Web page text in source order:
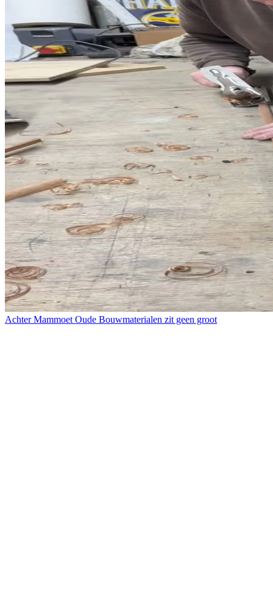
Achter Mammoet Oude Bouwmaterialen zit geen groot